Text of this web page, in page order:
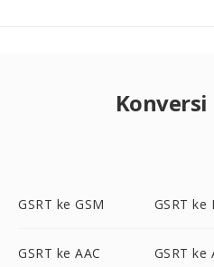
GSRT ke GSM GSRT ke
GSRT ke AAC GSRT ke